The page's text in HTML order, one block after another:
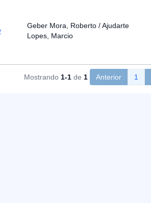
Geber Mora, Roberto / Ajudarte
Lopes, Marcio
Mostrando 1-1 de 1 Anterior 1